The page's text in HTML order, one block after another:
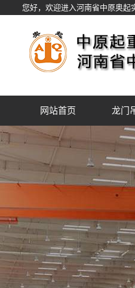
您好，欢迎进入河南省中原奥起
网站首页 龙门